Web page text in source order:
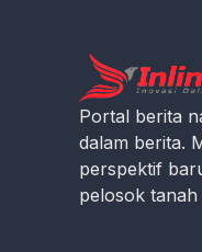
Portal berita
dalam berita.
perspektif
pelosok tanah